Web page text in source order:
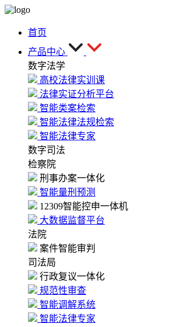
首页
产品中心
数字法学
高校法律实训课
法律实证分析平台
智能类案检索
智能法律法规检索
智能法律专家
数字司法
检察院
刑事办案一体化
智能量刑预测
12309智能控申一体机
大数据监督平台
法院
案件智能审判
司法局
行政复议一体化
规范性审查
智能调解系统
智能法律专家